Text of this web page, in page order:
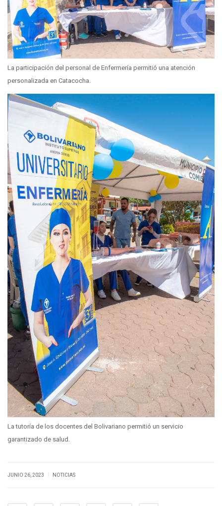
La participación del personal de Enfermería permitió una atención
personalizada en Catacocha.
La tutoría de los docentes del Bolivariano permitió un servicio
garantizado de salud.
JUNIO 26, 2023 NOTICIAS